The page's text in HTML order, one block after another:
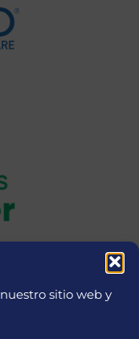
sitio web y